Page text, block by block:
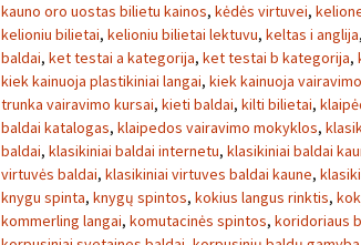
kauno oro uostas bilietu kainos, kėdės virtuvei,
kelioniu bilietai, kelioniu bilietai lektuvu, keltas i anglija,
baldai, ket testai a kategorija, ket testai b kategorija,
kiek kainuoja plastikiniai langai, kiek kainuoja
trunka vairavimo kursai, kieti baldai, kilti bilietai,
baldai katalogas, klaipedos vairavimo mokyklos,
baldai, klasikiniai baldai internetu, klasikiniai baldai
virtuvės baldai, klasikiniai virtuves baldai kaune,
knygu spinta, knygų spintos, kokius langus rinktis,
kommerling langai, komutacinės spintos, koridoriaus